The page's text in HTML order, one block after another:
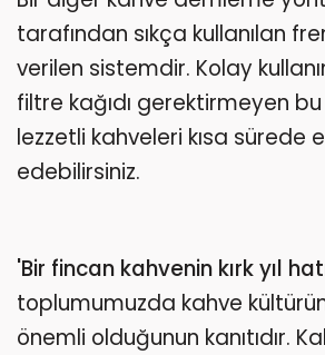
tarafından sıkça kullanılan
verilen sistemdir. Kolay
filtre kağıdı gerektirmeyen
lezzetli kahveleri kısa sürede
edebilirsiniz.
'Bir fincan kahvenin kırk yıl
toplumumuzda kahve
önemli olduğunun kanıtıdır.